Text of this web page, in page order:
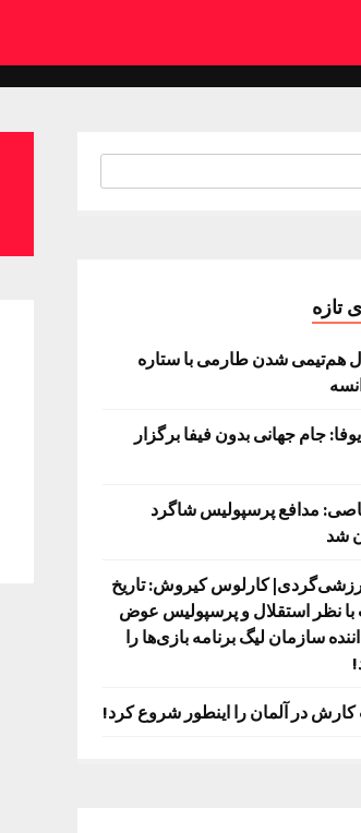
تازه
هم‌تیمی شدن طارمی با ستاره
جام جهانی بدون فیفا برگزار
مدافع پرسپولیس شاگرد
شد
کارلوس کیروش: تاریخ
با نظر استقلال و پرسپولیس عوض
سازمان لیگ برنامه بازی‌ها را
در آلمان را اینطور شروع کرد!